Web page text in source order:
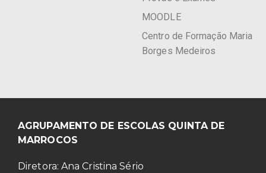
MOODLE
Centro de Formação Maria
Borges Medeiros
AGRUPAMENTO DE ESCOLAS QUINTA DE
MARROCOS
Diretora: Ana Cristina Sério